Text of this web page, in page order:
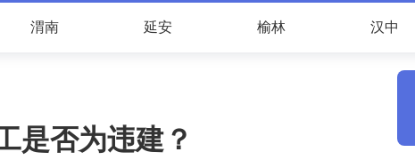
渭南 延安 榆林 汉中
是否为违建？